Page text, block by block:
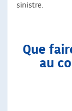
sinistre.
Que
au